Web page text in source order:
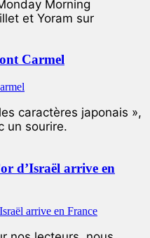
Morning
et Yoram sur
Carmel
caractères japonais »,
un sourire.
d’Israël arrive en